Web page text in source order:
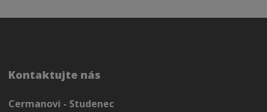
Kontaktujte nás
Cermanovi - Studenec